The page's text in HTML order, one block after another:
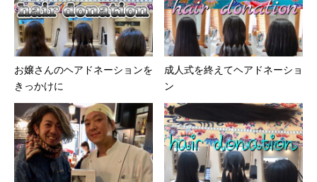
お嬢さんのヘアドネーションを
きっかけに
成人式を終えてヘアドネーショ
ン